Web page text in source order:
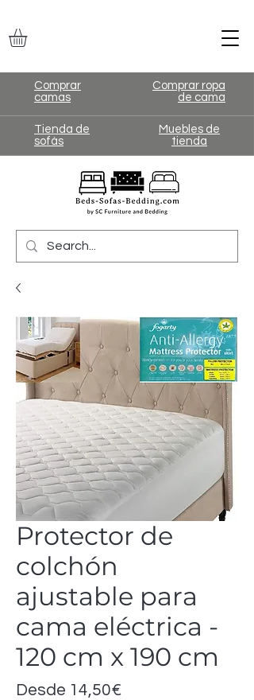
Comprar
camas
Comprar ropa
de cama
Tienda de
sofás
Muebles de
tienda
Protector de
colchón
ajustable para
cama eléctrica -
120 cm x 190 cm
Desde 14,50€